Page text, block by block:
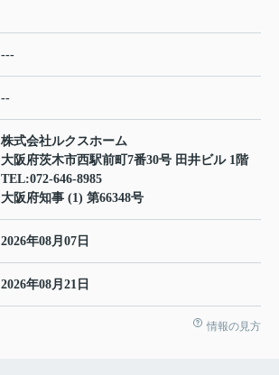
---
--
株式会社ルクスホーム
大阪府茨木市西駅前町7番30号 田井ビル 1階
TEL:072-646-8985
大阪府知事 (1) 第66348号
2026年08月07日
2026年08月21日
情報の見方